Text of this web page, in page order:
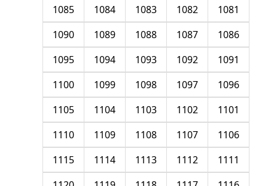
1081
1082
1083
1084
1085
1086
1087
1088
1089
1090
1091
1092
1093
1094
1095
1096
1097
1098
1099
1100
1101
1102
1103
1104
1105
1106
1107
1108
1109
1110
1111
1112
1113
1114
1115